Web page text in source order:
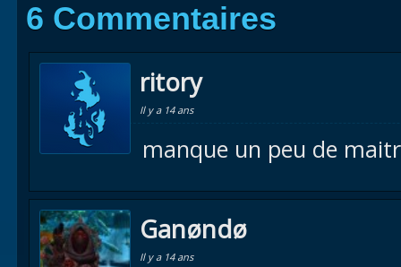
6 Commentaires
ritory
Il y a 14 ans
manque un peu de
Ganøndø
Il y a 14 ans